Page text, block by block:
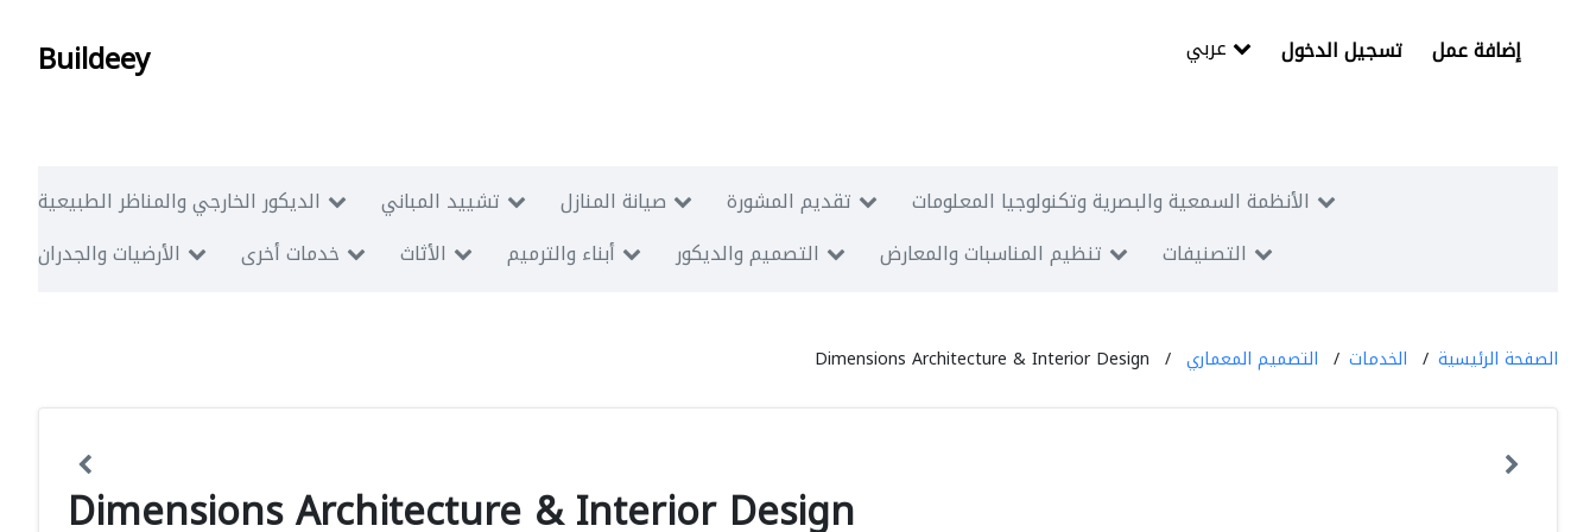
Buildeey تسجيل الدخول إضافة عمل
الديكور الخارجي والمناظر الطبيعية تشييد المباني صيانة المنازل تقديم المشورة
الأنظمة السمعية والبصرية وتكنولوجيا المعلومات
الأرضيات والجدران
خدمات أخرى الأثاث أبناء والترميم التصميم والديكور تنظيم المناسبات والمعارض التصنيفات
الصفحة الرئيسية الخدمات التصميم المعماري Dimensions Architecture & Interior Design
Dimensions Architecture & Interior Design